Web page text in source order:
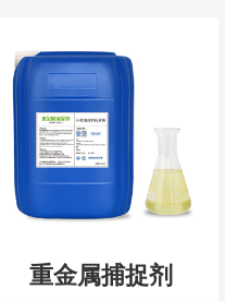
重金属捕捉剂